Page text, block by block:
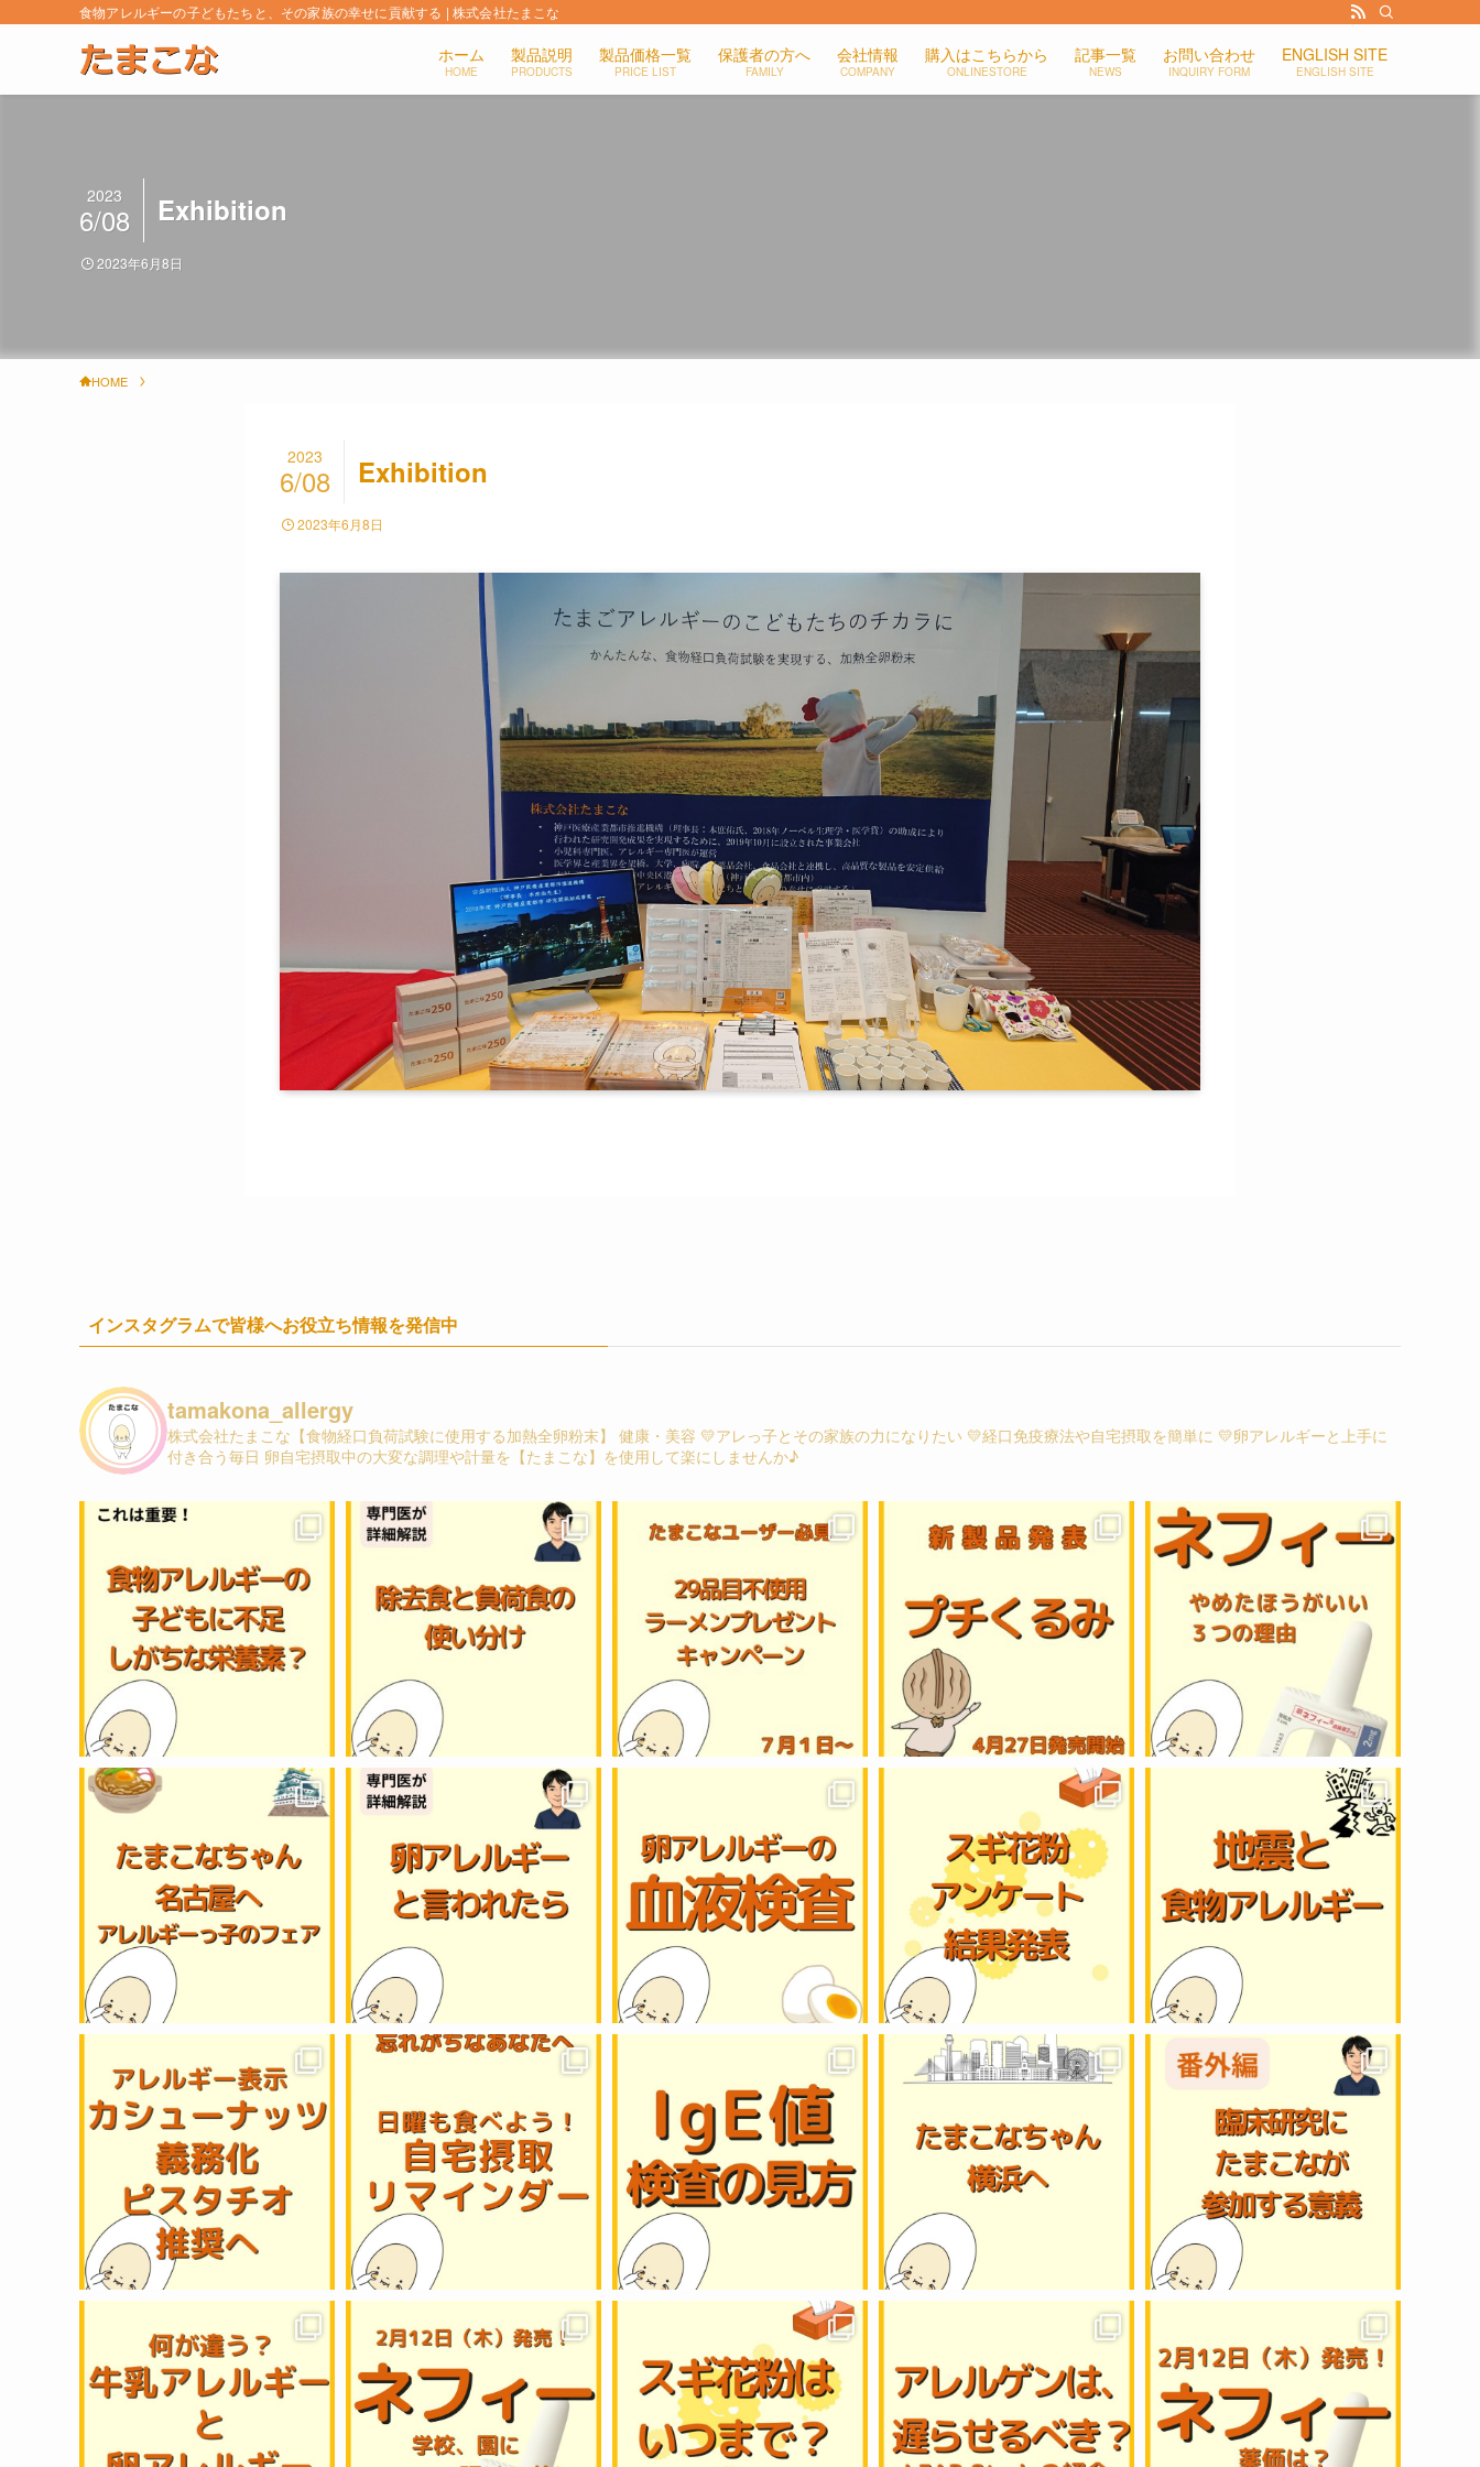
食物アレルギーの子どもたちと、その家族の幸せに貢献する | 株式会社たまこな
ホーム
HOME
製品説明
PRODUCTS
製品価格一覧
PRICE LIST
保護者の方へ
FAMILY
会社情報
COMPANY
購入はこちらから
ONLINESTORE
記事一覧
NEWS
お問い合わせ
INQUIRY FORM
ENGLISH SITE
ENGLISH SITE
Exhibition
2023
6/08
2023年6月8日
HOME
Exhibition
2023
6/08
2023年6月8日
インスタグラムで皆様へお役立ち情報を発信中
tamakona_allergy
株式会社たまこな【食物経口負荷試験に使用する加熱全卵粉末】 健康・美容 💛アレっ子とその家族の力になりたい 💛経口免疫療法や自宅摂取を簡単に 💛卵アレルギーと上手に
付き合う毎日 卵自宅摂取中の大変な調理や計量を【たまこな】を使用して楽にしませんか♪